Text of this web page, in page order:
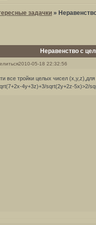
задачки »
Неравенство с
2010-05-18 22:32:56
все тройки целых чисел
4y+3z)+3/sqrt(2y+2z-5x)>2/